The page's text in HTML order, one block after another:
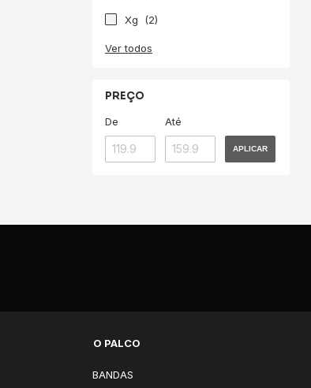
Xg (2)
Ver todos
PREÇO
De Até
APLICAR
O PALCO
BANDAS